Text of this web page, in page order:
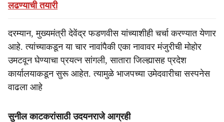
लढण्याची तयारी
दरम्यान, मुख्यमंत्री देवेंद्र फडणवीस यांच्याशीही चर्चा करण्यात येणार
आहे. त्यांच्याकडून या चार नावांपैकी एका नावावर मंजुरीची मोहोर
उमटवून घेण्याचा प्रयत्न सांगली, सातारा जिल्ह्यासह प्रदेश
कार्यालयाकडून सुरू आहेत. त्यामुळे भाजपच्या उमेदवारीचा सस्पनेस
वाढला आहे
सुनील काटकरांसाठी उदयनराजे आग्रही